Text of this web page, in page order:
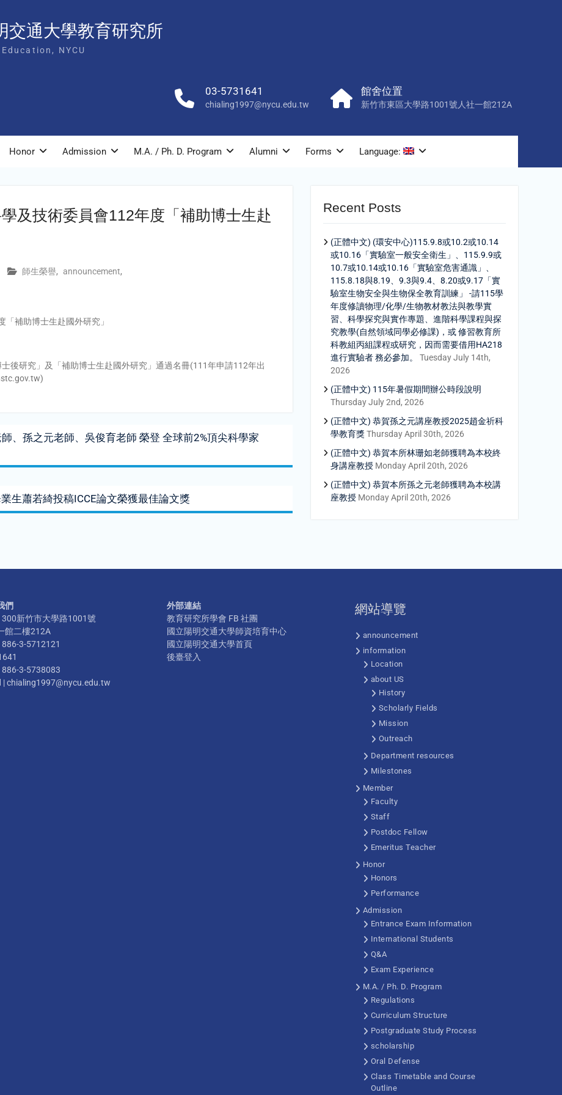
交通大學教育研究所
NYCU
03-5731641
chialing1997@nycu.edu.tw
館舍位置
新竹市東區大學路1001號人社一館212A
Honor Admission M.A. / Ph. D. Program Alumni Forms Language:
及技術委員會112年度「補助博士生赴
師生榮譽, announcement,
補助博士生赴國外研究」
後研究」及「補助博士生赴國外研究」通過名冊(111年申請112年出
、孫之元老師、吳俊育老師 榮登 全球前2%頂尖科學家
生蕭若綺投稿ICCE論文榮獲最佳論文獎
Recent Posts
(正體中文) (環安中心)115.9.8或10.2或10.14
或10.16「實驗室一般安全衛生」、115.9.9或
10.7或10.14或10.16「實驗室危害通識」、
115.8.18與8.19、9.3與9.4、8.20或9.17「實
驗室生物安全與生物保全教育訓練」 -請115學
年度修讀物理/化學/生物教材教法與教學實
習、科學探究與實作專題、進階科學課程與探
究教學(自然領域同學必修課)，或 修習教育所
科教組丙組課程或研究，因而需要借用HA218
進行實驗者 務必參加。
Tuesday July 14th,
2026
(正體中文) 115年暑假期間辦公時段說明
Thursday July 2nd, 2026
(正體中文) 恭賀孫之元講座教授2025趙金祈科
學教育獎Thursday April 30th, 2026
(正體中文) 恭賀本所林珊如老師獲聘為本校終
身講座教授 Monday April 20th, 2026
(正體中文) 恭賀本所孫之元老師獲聘為本校講
座教授 Monday April 20th, 2026
們
300新竹市大學路1001號
館二樓212A
3-5712121
3-5738083
| chialing1997@nycu.edu.tw
外部連結
教育研究所學會 FB 社團
國立陽明交通大學師資培育中心
國立陽明交通大學首頁
後臺登入
網站導覽
announcement
information
Location
about US
History
Scholarly Fields
Mission
Outreach
Department resources
Milestones
Member
Faculty
Staff
Postdoc Fellow
Emeritus Teacher
Honor
Honors
Performance
Admission
Entrance Exam Information
International Students
Q&A
Exam Experience
M.A. / Ph. D. Program
Regulations
Curriculum Structure
Postgraduate Study Process
scholarship
Oral Defense
Class Timetable and Course
Outline